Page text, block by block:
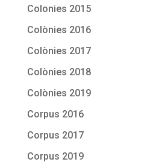
Colonies 2015
Colònies 2016
Colònies 2017
Colònies 2018
Colònies 2019
Corpus 2016
Corpus 2017
Corpus 2019